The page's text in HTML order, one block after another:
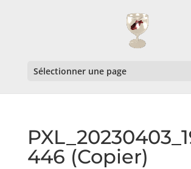
Sélectionner une page
446 (Copier)